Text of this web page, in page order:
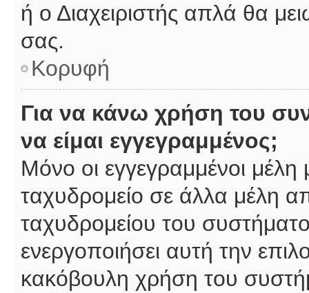
ή ο Διαχειριστής απλά θα
σας.
Κορυφή
Για να κάνω χρήση του
να είμαι εγγεγραμμένος;
Μόνο οι εγγεγραμμένοι
ταχυδρομείο σε άλλα μέλη
ταχυδρομείου του
ενεργοποιήσει αυτή την
κακόβουλη χρήση του